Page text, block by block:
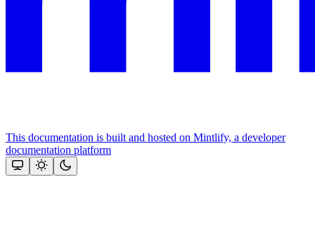
This documentation is built and hosted on Mintlify, a developer
documentation platform